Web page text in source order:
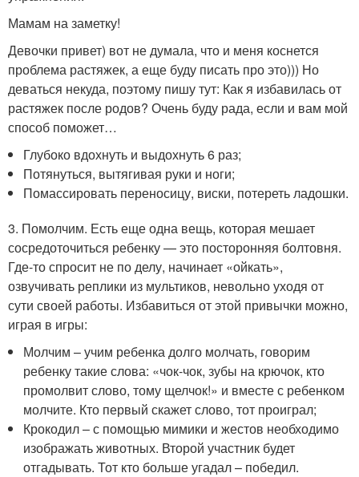
Мамам на заметку!
Девочки привет) вот не думала, что и меня коснется
проблема растяжек, а еще буду писать про это))) Но
деваться некуда, поэтому пишу тут: Как я избавилась от
растяжек после родов? Очень буду рада, если и вам мой
способ поможет…
Глубоко вдохнуть и выдохнуть 6 раз;
Потянуться, вытягивая руки и ноги;
Помассировать переносицу, виски, потереть ладошки.
3. Помолчим. Есть еще одна вещь, которая мешает
сосредоточиться ребенку — это посторонняя болтовня.
Где-то спросит не по делу, начинает «ойкать»,
озвучивать реплики из мультиков, невольно уходя от
сути своей работы. Избавиться от этой привычки можно,
играя в игры:
Молчим – учим ребенка долго молчать, говорим
ребенку такие слова: «чок-чок, зубы на крючок, кто
промолвит слово, тому щелчок!» и вместе с ребенком
молчите. Кто первый скажет слово, тот проиграл;
Крокодил – с помощью мимики и жестов необходимо
изображать животных. Второй участник будет
отгадывать. Тот кто больше угадал – победил.